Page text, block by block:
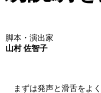
脚本・演出家
山村 佐智子
まずは発声と滑舌をよ